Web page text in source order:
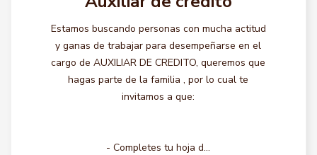
Estamos buscando personas con mucha actitud
y ganas de trabajar para desempeñarse en el
cargo de AUXILIAR DE CREDITO, queremos que
hagas parte de la familia , por lo cual te
invitamos a que:
- Completes tu hoja d...